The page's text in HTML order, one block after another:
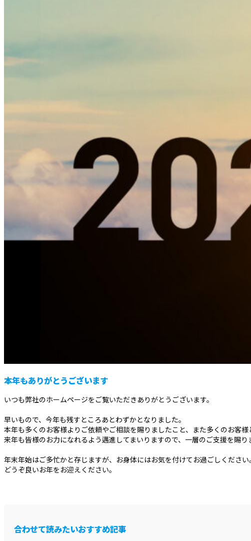
本年もありがとうございます
いつも弊社のホームページをご覧いただきありがとうございます。
早いもので、今年も残すところあとわずかとなりました。
本年も多くのお客様よりご依頼やご相談を賜りましたこと、また多くのお客
来年も皆様のお力になれるよう邁進してまいりますので、一層のご支援を賜り
年末年始はご多忙かと存じますが、お身体にはお気を付けてお過ごしください。
どうぞ良いお年をお迎えください。
合わせて読みたいおすすめ記事